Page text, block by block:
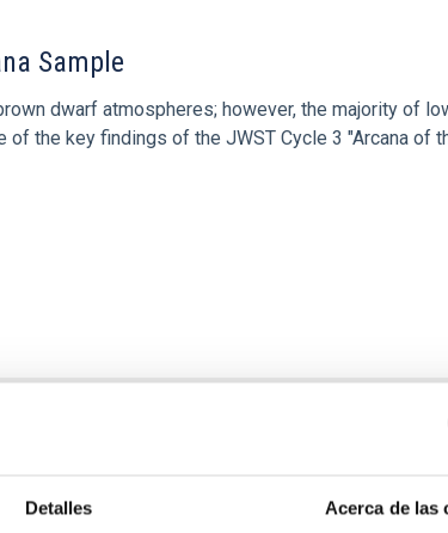
Detalles Acerca de las
Sample
dwarf atmospheres; however, the majority of
the key findings of the JWST Cycle 3 "Arcana of
Polymele in Support of the Lucy